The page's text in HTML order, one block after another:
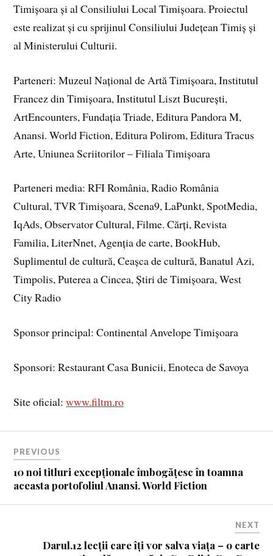
Timișoara şi al Consiliului Local Timișoara. Proiectul
este realizat și cu sprijinul Consiliului Județean Timiș și
al Ministerului Culturii.
Parteneri: Muzeul Național de Artă Timișoara, Institutul
Francez din Timișoara, Institutul Liszt București,
ArtEncounters, Fundația Triade, Editura Pandora M,
Anansi. World Fiction, Editura Polirom, Editura Tracus
Arte, Uniunea Scriitorilor – Filiala Timișoara
Parteneri media: RFI România, Radio România
Cultural, TVR Timișoara, Scena9, LaPunkt, SpotMedia,
IqAds, Observator Cultural, Filme. Cărți, Revista
Familia, LiterNnet, Agenția de carte, BookHub,
Suplimentul de cultură, Ceașca de cultură, Banatul Azi,
Timpolis, Puterea a Cincea, Știri de Timișoara, West
City Radio
Sponsor principal: Continental Anvelope Timișoara
Sponsori: Restaurant Casa Bunicii, Enoteca de Savoya
Site oficial:www.filtm.ro
PREVIOUS
10 noi titluri excepționale îmbogățesc în toamna
aceasta portofoliul Anansi. World Fiction
NEXT
Darul.12 lecții care îți vor salva viața – o carte